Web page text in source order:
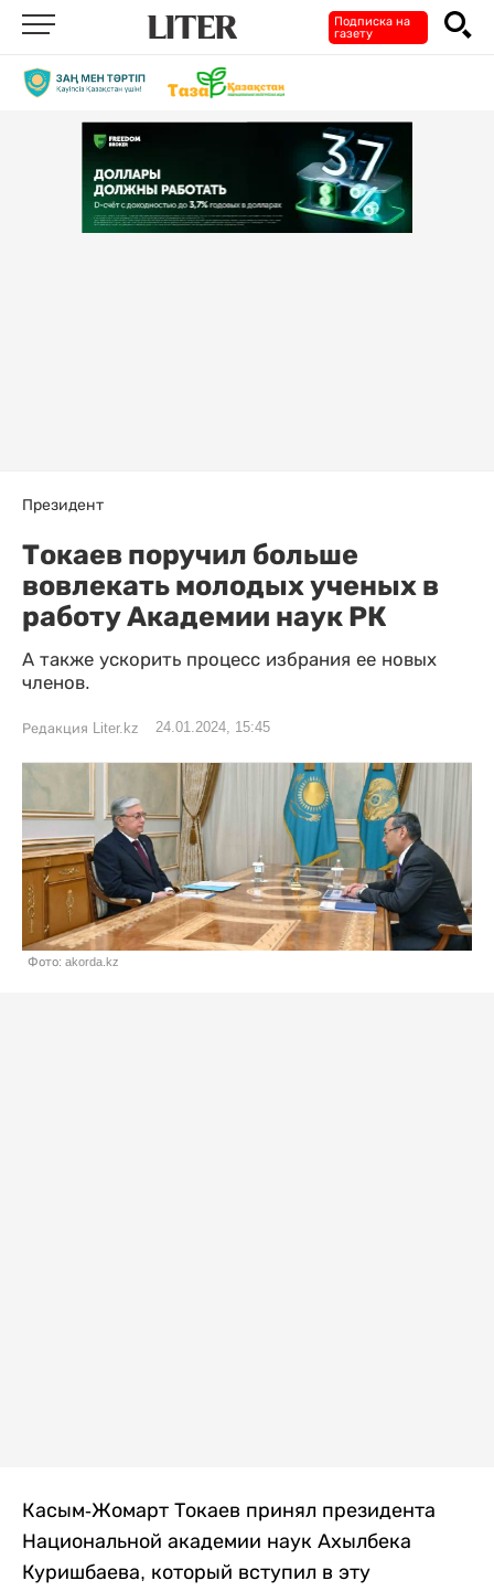
Подписка на
газету
Президент
Токаев поручил больше
вовлекать молодых ученых в
работу Академии наук РК
А также ускорить процесс избрания ее новых
членов.
Редакция Liter.kz 24.01.2024, 15:45
Фото: akorda.kz
Касым-Жомарт Токаев принял президента
Национальной академии наук Ахылбека
Куришбаева, который вступил в эту